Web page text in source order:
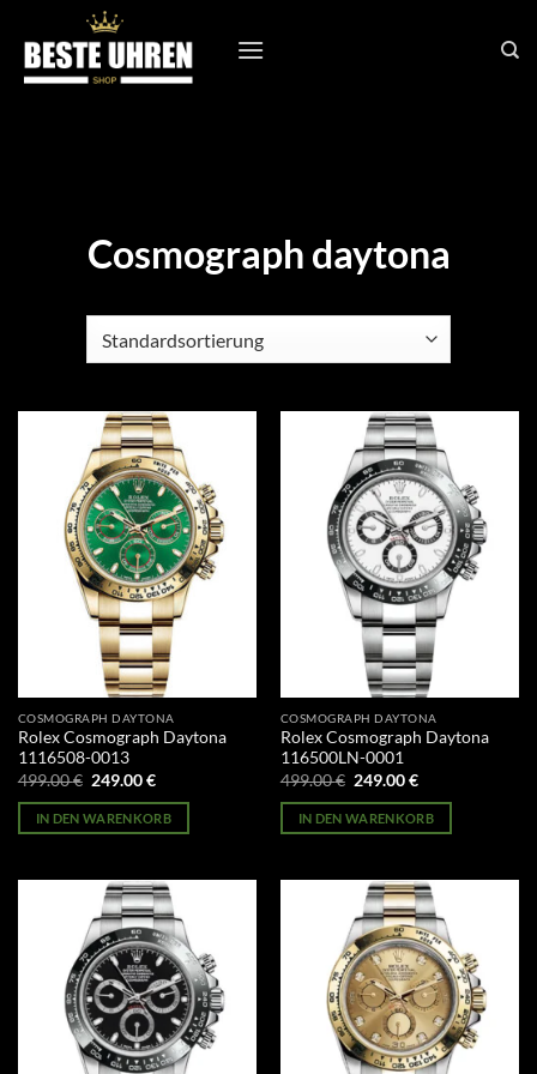
Inhalt
springen
Cosmograph daytona
COSMOGRAPH DAYTONA
Rolex Cosmograph Daytona
1116508-0013
499.00€ Ursprünglicher
war:
499.00 €
249.00€Aktueller
ist:
249.00 €.
IN DEN WARENKORB
COSMOGRAPH DAYTONA
Rolex Cosmograph Daytona
116500LN-0001
499.00€ Ursprünglicher
war:
499.00 €
249.00€Aktueller
ist:
249.00 €.
IN DEN WARENKORB